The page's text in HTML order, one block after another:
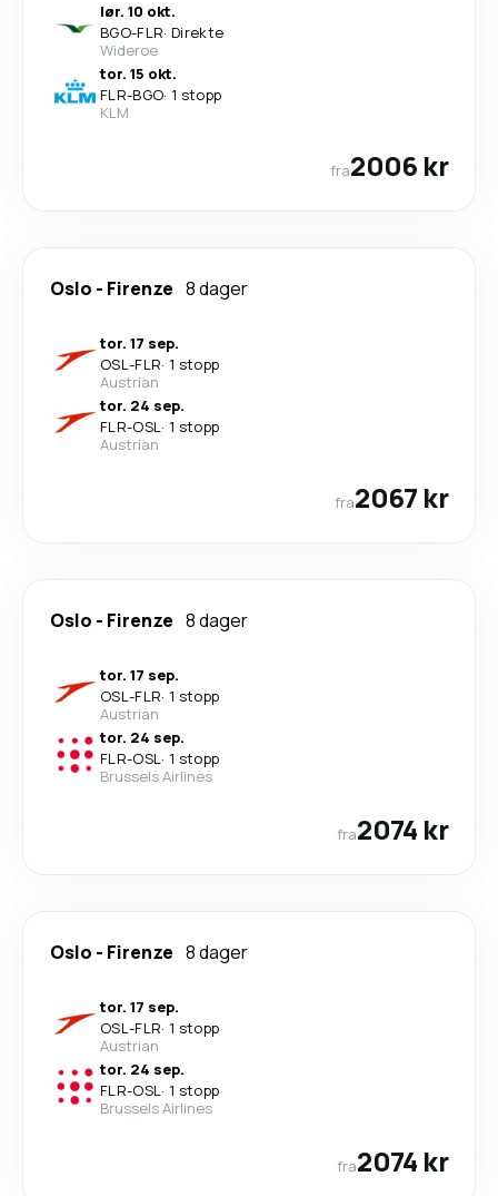
lør. 10 okt.
BGO-FLR· Direkte
Wideroe
tor. 15 okt.
FLR-BGO· 1 stopp
KLM
fra2006 kr
Oslo - Firenze 8 dager
tor. 17 sep.
OSL-FLR· 1 stopp
Austrian
tor. 24 sep.
FLR-OSL· 1 stopp
Austrian
fra2067 kr
Oslo - Firenze 8 dager
tor. 17 sep.
OSL-FLR· 1 stopp
Austrian
tor. 24 sep.
FLR-OSL· 1 stopp
Brussels Airlines
fra2074 kr
Oslo - Firenze 8 dager
tor. 17 sep.
OSL-FLR· 1 stopp
Austrian
tor. 24 sep.
FLR-OSL· 1 stopp
Brussels Airlines
fra2074 kr